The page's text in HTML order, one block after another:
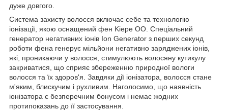
дуже довгого.
Система захисту волосся включає себе та технологію
іонізації, якою оснащений фен Kiepe OO. Спеціальний
генератор негативних іонів Ion Generator з перших секунд
роботи фена генерує мільйони негативно заряджених іонів,
які, проникаючи у волосся, стимулюють волосяну кутикулу
закриватися, що сприяє збереженню природної вологи
волосся та їх здоров'я. Завдяки дії іонізатора, волосся стане
м'яким, блискучим і рухливим. Наголосимо, що наявність
іонізатора є безперечним бонусом і немає жодних
протипоказань до її застосування.